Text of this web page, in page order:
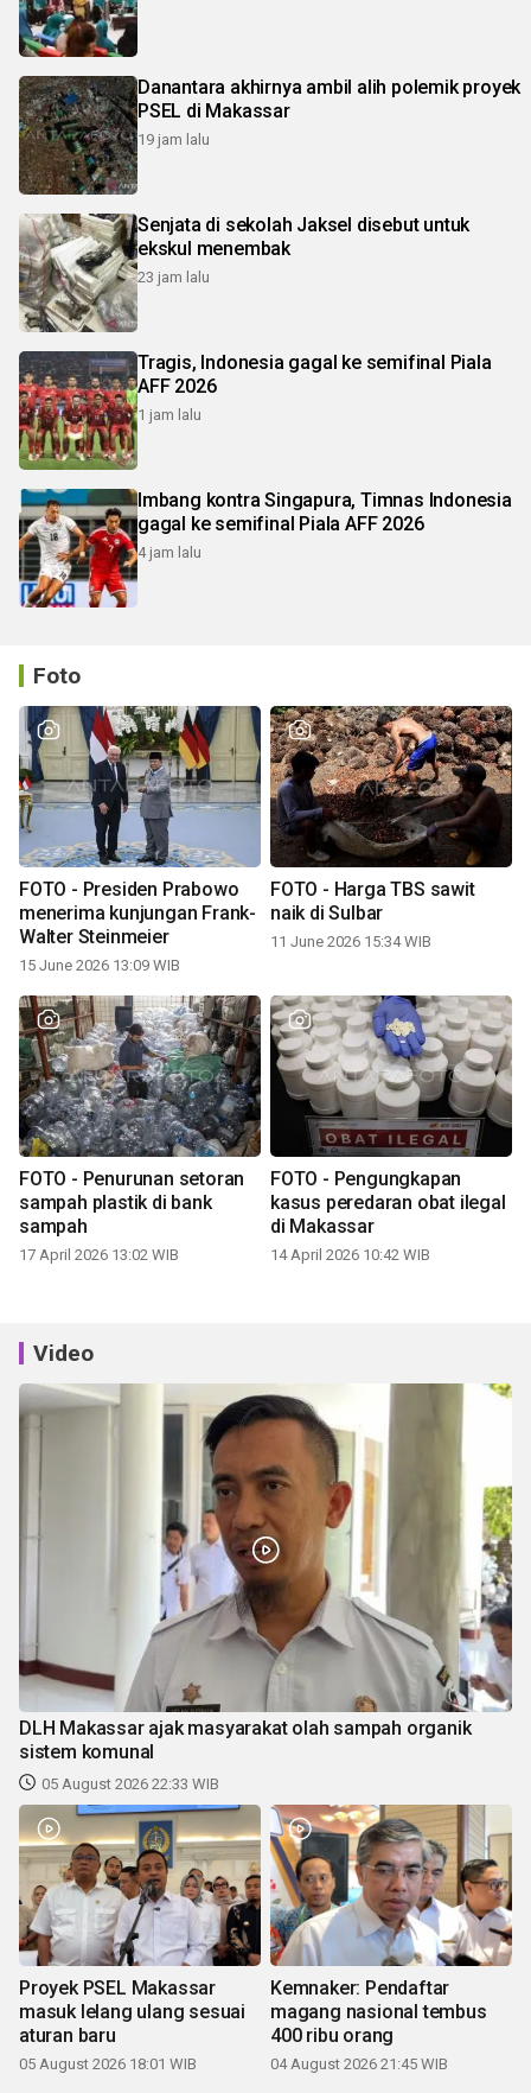
Danantara akhirnya ambil alih polemik proyek
PSEL di Makassar
19 jam lalu
Senjata di sekolah Jaksel disebut untuk
ekskul menembak
23 jam lalu
Tragis, Indonesia gagal ke semifinal Piala
AFF 2026
1 jam lalu
Imbang kontra Singapura, Timnas Indonesia
gagal ke semifinal Piala AFF 2026
4 jam lalu
Foto
FOTO - Presiden Prabowo
menerima kunjungan Frank-
Walter Steinmeier
15 June 2026 13:09 WIB
FOTO - Harga TBS sawit
naik di Sulbar
11 June 2026 15:34 WIB
FOTO - Penurunan setoran
sampah plastik di bank
sampah
17 April 2026 13:02 WIB
FOTO - Pengungkapan
kasus peredaran obat ilegal
di Makassar
14 April 2026 10:42 WIB
Video
DLH Makassar ajak masyarakat olah sampah organik
sistem komunal
05 August 2026 22:33 WIB
Proyek PSEL Makassar
masuk lelang ulang sesuai
aturan baru
05 August 2026 18:01 WIB
Kemnaker: Pendaftar
magang nasional tembus
400 ribu orang
04 August 2026 21:45 WIB